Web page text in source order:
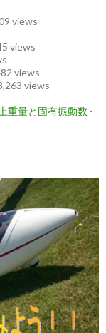
views
views
views
views
重量と固有振動数 -